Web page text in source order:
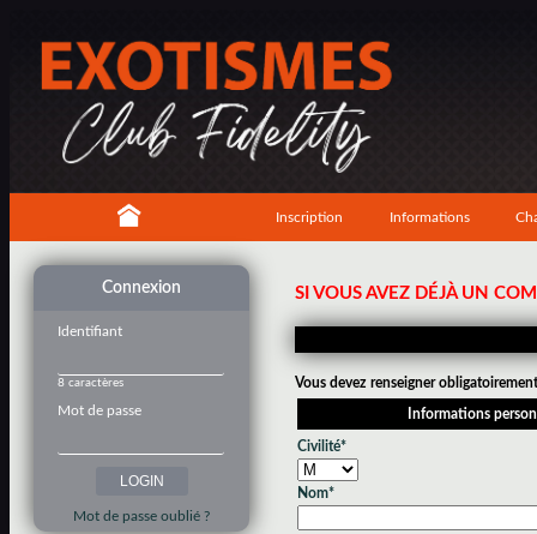
Inscription Informations
Connexion
Identifiant
8 caractères
Mot de passe
Mot de passe oublié ?
SI VOUS AVEZ DÉJÀ UN
Vous devez renseigner
Informations
Civilité*
Nom*